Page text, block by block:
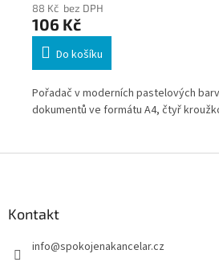
88 Kč bez DPH
106 Kč
Do košíku
Pořadač v moderních pastelových
dokumentů ve formátu A4, čtyř
Kontakt
info@spokojenakancelar.cz